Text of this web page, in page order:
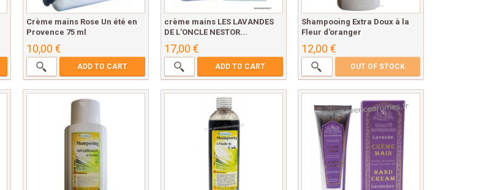
Crème mains Rose Un été en
Provence 75 ml
10,00 €
ADD TO CART
crème mains LES LAVANDES
DE L'ONCLE NESTOR...
17,00 €
ADD TO CART
Shampooing Extra Doux à la
Fleur d'oranger
12,00 €
OUT OF STOCK